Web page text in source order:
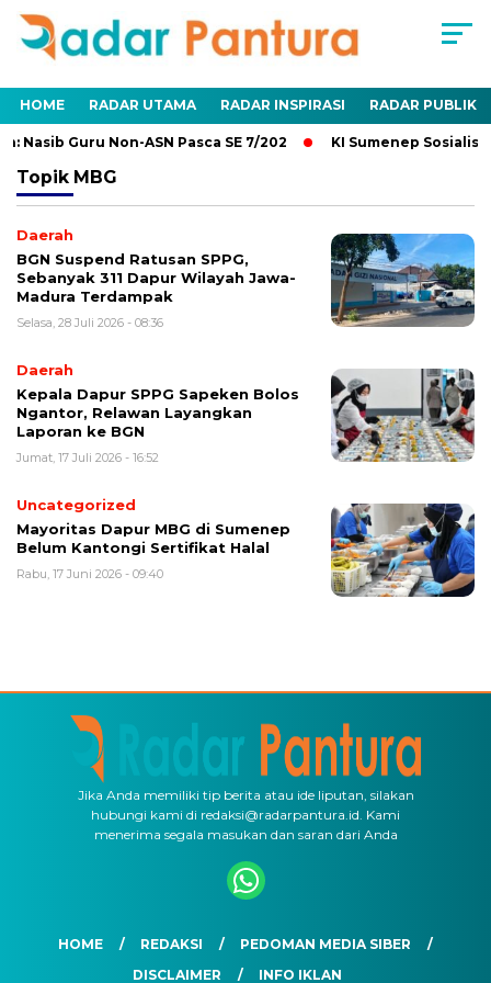
HOME RADAR UTAMA RADAR INSPIRASI RADAR PUBLIK
Guru Non-ASN Pasca SE 7/202 KI Sumenep
Topik MBG
Daerah
BGN Suspend Ratusan SPPG,
Sebanyak 311 Dapur Wilayah Jawa-
Madura Terdampak
Selasa, 28 Juli 2026 - 08:36
Daerah
Kepala Dapur SPPG Sapeken Bolos
Ngantor, Relawan Layangkan
Laporan ke BGN
Jumat, 17 Juli 2026 - 16:52
Uncategorized
Mayoritas Dapur MBG di Sumenep
Belum Kantongi Sertifikat Halal
Rabu, 17 Juni 2026 - 09:40
Jika Anda memiliki tip berita atau ide liputan, silakan
hubungi kami di redaksi@radarpantura.id. Kami
menerima segala masukan dan saran dari Anda
HOME REDAKSI
PEDOMAN MEDIA SIBER
DISCLAIMER
INFO IKLAN